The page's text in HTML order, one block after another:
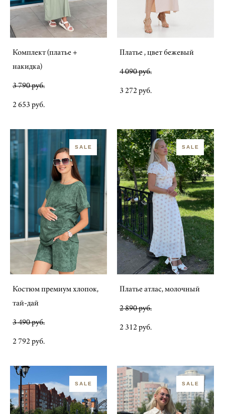
Комплект (платье +
накидка)
3 790 pуб.
2 653 pуб.
Платье , цвет бежевый
4 090 pуб.
3 272 pуб.
SALE
Костюм премиум хлопок,
тай-дай
3 490 pуб.
2 792 pуб.
SALE
Платье атлас, молочный
2 890 pуб.
2 312 pуб.
SALE SALE